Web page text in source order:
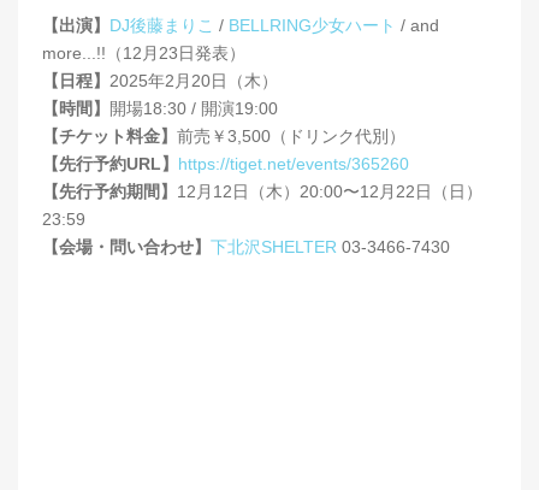
【出演】 DJ後藤まりこ / BELLRING少女ハート / and
more...!!（12月23日発表）
【日程】 2025年2月20日（木）
【時間】
開場18:30 / 開演19:00
【チケット料金】 前売￥3,500（ドリンク代別）
【先行予約URL】 https://tiget.net/events/365260
【先行予約期間】 12月12日（木）20:00〜12月22日（日）
23:59
【会場・問い合わせ】 下北沢SHELTER 03-3466-7430